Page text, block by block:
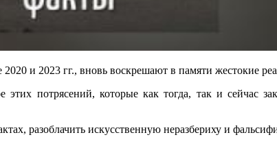
гг., вновь воскрешают в памяти жестокие
потрясений, которые как тогда, так и сейчас
разоблачить искусственную неразбериху и